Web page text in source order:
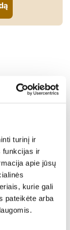
turinį ir
funkcijas ir
apie jūsų
kurie gali
pateikėte arba
yra
Sukūrėme
suderinta ir
dėl
neįprastos
pat padengti
pasirinktus